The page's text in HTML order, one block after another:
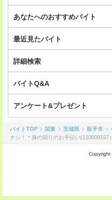
あなたへのおすすめバイト
最近見たバイト
詳細検索
バイトQ&A
アンケート&プレゼント
バイトTOP 関東 茨城県 取手市
ナシ！＊身の回りのお手伝い(110009167）
Copyright